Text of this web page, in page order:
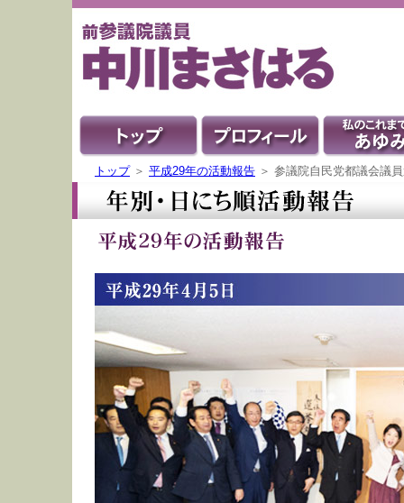
トップ＞ 平成29年の活動報告 ＞ 参議院自民党都議会議